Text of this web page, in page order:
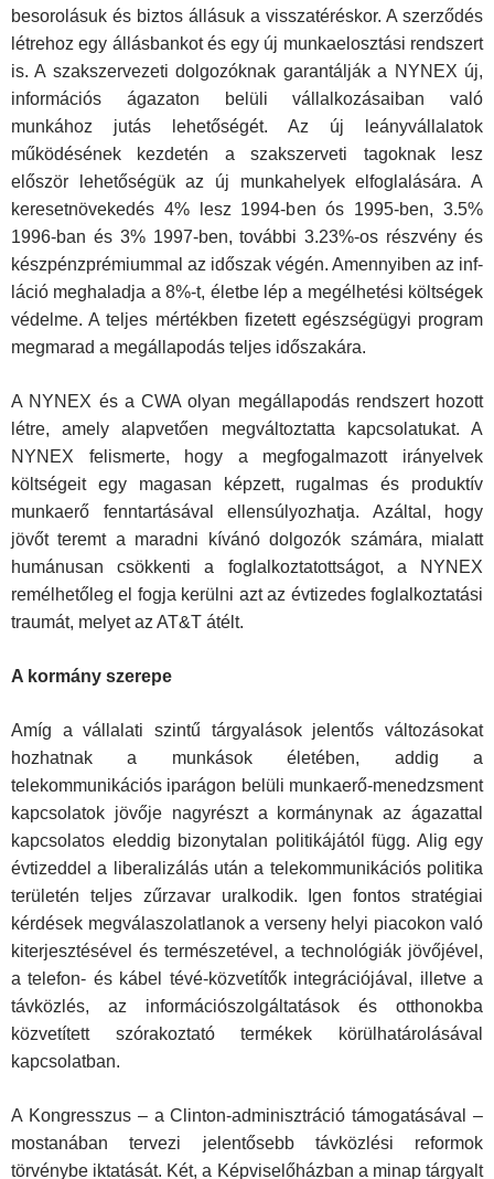
besorolásuk és biztos állásuk a visszatéréskor. A szerződés
létrehoz egy állásbankot és egy új munkaelosztási rendszert
is. A szakszervezeti dol­gozóknak garantálják a NYNEX új,
információs ágazaton be­lüli vállalkozásaiban való
munkához jutás lehetőségét. Az új leányvállalatok
működésének kezdetén a szakszerveti tagok­nak lesz
először lehetőségük az új munkahelyek elfoglalására. A
keresetnövekedés 4% lesz 1994-ben ós 1995-ben, 3.5%
1996-ban és 3% 1997-ben, további 3.23%-os részvény és
készpénzprémiummal az időszak végén. Amennyiben az inf­
láció meghaladja a 8%-t, életbe lép a megélhetési költségek
védelme. A teljes mértékben fizetett egészségügyi program
megmarad a megállapodás teljes időszakára.
A NYNEX és a CWA olyan megállapodás rendszert hozott
létre, amely alapvetően megváltoztatta kapcsolatukat. A
NYNEX felismerte, hogy a megfogalmazott irányelvek
költsé­geit egy magasan képzett, rugalmas és produktív
munkaerő fenntartásával ellensúlyozhatja. Azáltal, hogy
jövőt teremt a maradni kívánó dolgozók számára, mialatt
humánusan csök­kenti a foglalkoztatottságot, a NYNEX
remélhetőleg el fogja kerülni azt az évtizedes foglalkoztatási
traumát, melyet az AT&T átélt.
A kormány szerepe
Amíg a vállalati szintű tárgyalások jelentős változásokat
hoz­hatnak a munkások életében, addig a
telekommunikációs ipar­ágon belüli munkaerő-menedzsment
kapcsolatok jövője nagy­részt a kormánynak az ágazattal
kapcsolatos eleddig bizony­talan politikájától függ. Alig egy
évtizeddel a liberalizálás után a telekommunikációs politika
területén teljes zűrzavar uralko­dik. Igen fontos stratégiai
kérdések megválaszolatlanok a ver­seny helyi piacokon való
kiterjesztésével és természetével, a technológiák jövőjével,
a telefon- és kábel tévé-közvetítők in­tegrációjával, illetve a
távközlés, az információszolgáltatások és otthonokba
közvetített szórakoztató termékek körülhatáro­lásával
kapcsolatban.
A Kongresszus – a Clinton-adminisztráció támogatásával –
mostanában tervezi jelentősebb távközlési reformok
törvénybe iktatását. Két, a Képviselőházban a minap tárgyalt